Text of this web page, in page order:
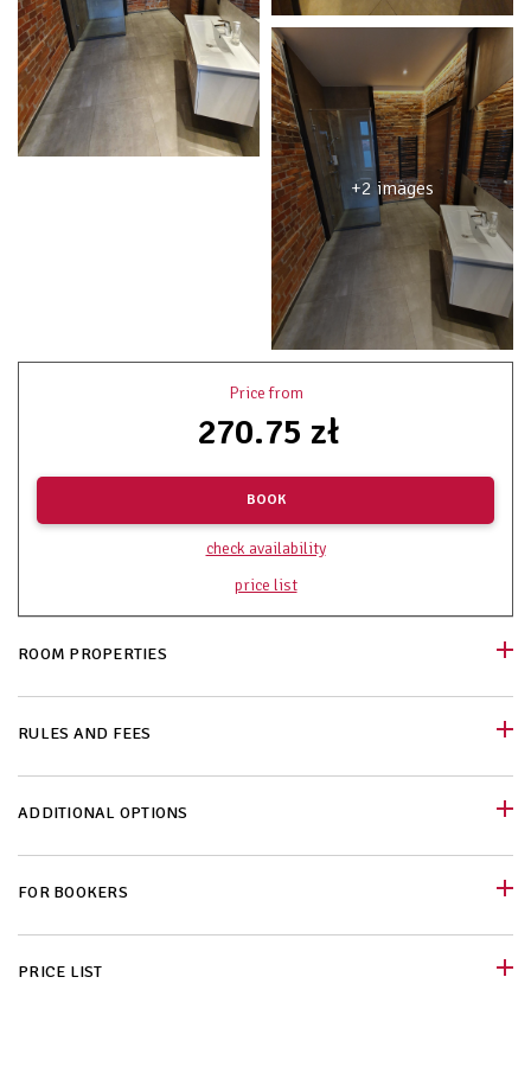
+2 images
Price from
270.75 zł
BOOK
check availability
price list
ROOM PROPERTIES
RULES AND FEES
ADDITIONAL OPTIONS
FOR BOOKERS
PRICE LIST